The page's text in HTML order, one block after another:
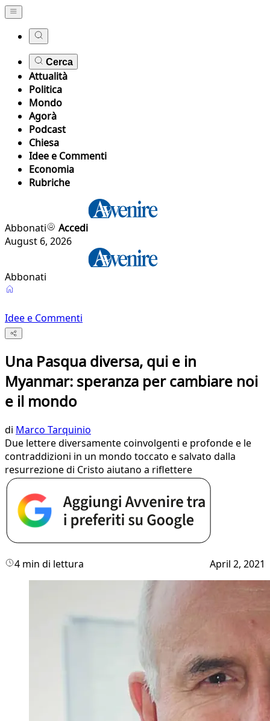
Cerca
Attualità
Politica
Mondo
Agorà
Podcast
Chiesa
Idee e Commenti
Economia
Rubriche
Abbonati
Accedi
August 6, 2026
Abbonati
Idee e Commenti
Una Pasqua diversa, qui e in
Myanmar: speranza per cambiare noi
e il mondo
di Marco Tarquinio
Due lettere diversamente coinvolgenti e profonde e le
contraddizioni in un mondo toccato e salvato dalla
resurrezione di Cristo aiutano a riflettere
4 min di lettura April 2, 2021